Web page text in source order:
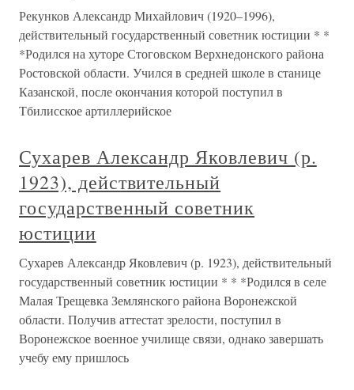
Рекунков Александр Михайлович (1920–1996),
действительный государственный советник юстиции * *
*Родился на хуторе Стоговском Верхнедонского района
Ростовской области. Учился в средней школе в станице
Казанской, после окончания которой поступил в
Тбилисское артиллерийское
Сухарев Александр Яковлевич (р.
1923), действительный
государственный советник
юстиции
Сухарев Александр Яковлевич (р. 1923), действительный
государственный советник юстиции * * *Родился в селе
Малая Трещевка Землянского района Воронежской
области. Получив аттестат зрелости, поступил в
Воронежское военное училище связи, однако завершать
учебу ему пришлось